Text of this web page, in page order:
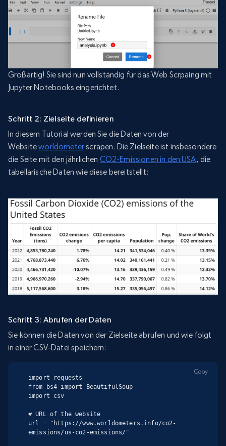
Großartig! Sie sind nun vollständig für das Web Scrpaing mit
Jupyter Notebooks eingerichtet.
Schritt 2: Zielseite definieren
In diesem Tutorial werden Sie die Daten von der
Websiteworldometerscrapen. Die Zielseite ist insbesondere
die Seite mit den jährlichen CO2-Emissionen in den USA, die
tabellarische Daten wie diese bereitstellt:
Schritt 3: Abrufen der Daten
Sie können die Daten von der Zielseite abrufen und wie folgt
in einer CSV-Datei speichern:
import requests
from bs4 import BeautifulSoup
import csv
# URL of the website
url = "https://www.worldometers.info/co2-
emissions/us-co2-emissions/"
Copy